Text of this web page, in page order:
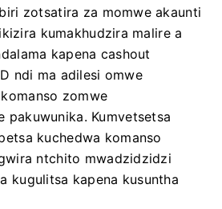
zotsatira za momwe akaunti
kumakhudzira malire a
kapena cashout
ndi ma adilesi omwe
zomwe
pakuwunika. Kumvetsetsa
kuchedwa komanso
ntchito mwadzidzidzi
kugulitsa kapena kusuntha